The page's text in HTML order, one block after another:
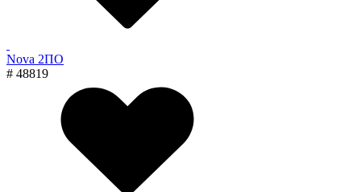
Nova 2ПО
# 48819